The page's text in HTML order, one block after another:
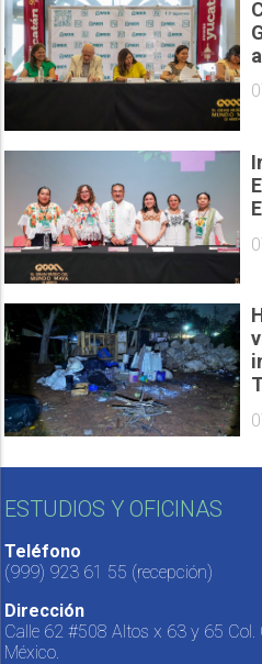
ESTUDIOS Y OFICINAS
Teléfono
(999) 923 61 55 (recepción)
Dirección
Calle 62 #508 Altos x 63 y 65 Col.
México.